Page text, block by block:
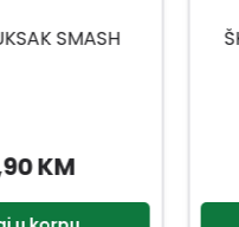
ŽENSKI
KM